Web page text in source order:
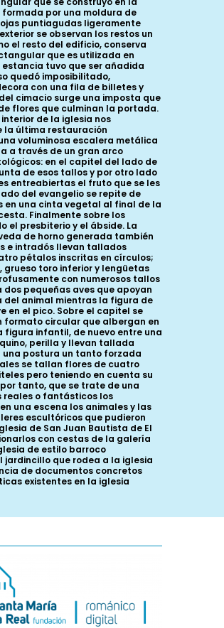
por una moldura de
puntiagudas ligeramente
se observan los restos un
el resto del edificio, conserva
que es utilizada en
tuvo que ser añadida
quedó imposibilitado,
con una fila de billetes y
cimacio surge una imposta que
flores que culminan la portada.
de la iglesia nos
la última restauración
voluminosa escalera metálica
a través de un gran arco
en el capitel del lado de
de esos tallos y por otro lado
entreabiertas el fruto que se les
del evangelio se repite de
en una cinta vegetal al final de la
Finalmente sobre los
el presbiterio y el ábside. La
de horno generada también
e intradós llevan tallados
pétalos inscritas en círculos;
toro inferior y lengüetas
con numerosos tallos
pequeñas aves que apoyan
del animal mientras la figura de
en el pico. Sobre el capitel se
formato circular que albergan en
infantil, de nuevo entre una
perilla y llevan tallada
una postura un tanto forzada
se tallan flores de cuatro
pero teniendo en cuenta su
tanto, que se trate de una
reales o fantásticos los
una escena los animales y las
escultóricos que pudieron
de San Juan Bautista de El
con cestas de la galería
de estilo barroco
jardincillo que rodea a la iglesia
de documentos concretos
existentes en la iglesia